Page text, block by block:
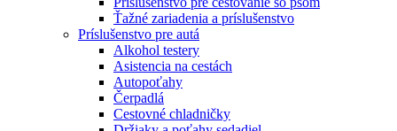
Ťažné zariadenia a príslušenstvo
Príslušenstvo pre autá
Alkohol testery
Asistencia na cestách
Autopoťahy
Čerpadlá
Cestovné chladničky